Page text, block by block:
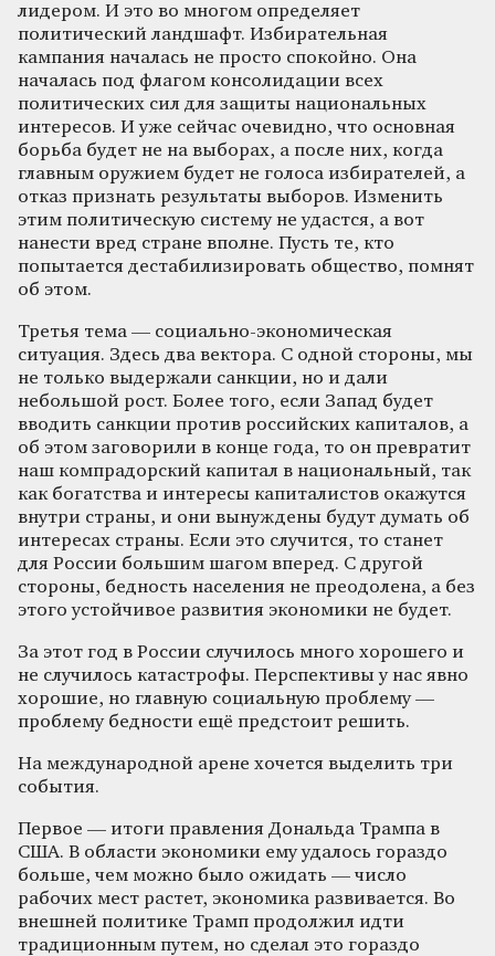
лидером. И это во многом определяет
политический ландшафт. Избирательная
кампания началась не просто спокойно. Она
началась под флагом консолидации всех
политических сил для защиты национальных
интересов. И уже сейчас очевидно, что основная
борьба будет не на выборах, а после них, когда
главным оружием будет не голоса избирателей, а
отказ признать результаты выборов. Изменить
этим политическую систему не удастся, а вот
нанести вред стране вполне. Пусть те, кто
попытается дестабилизировать общество, помнят
об этом.
Третья тема — социально-экономическая
ситуация. Здесь два вектора. С одной стороны, мы
не только выдержали санкции, но и дали
небольшой рост. Более того, если Запад будет
вводить санкции против российских капиталов, а
об этом заговорили в конце года, то он превратит
наш компрадорский капитал в национальный, так
как богатства и интересы капиталистов окажутся
внутри страны, и они вынуждены будут думать об
интересах страны. Если это случится, то станет
для России большим шагом вперед. С другой
стороны, бедность населения не преодолена, а без
этого устойчивое развития экономики не будет.
За этот год в России случилось много хорошего и
не случилось катастрофы. Перспективы у нас явно
хорошие, но главную социальную проблему —
проблему бедности ещё предстоит решить.
На международной арене хочется выделить три
события.
Первое — итоги правления Дональда Трампа в
США. В области экономики ему удалось гораздо
больше, чем можно было ожидать — число
рабочих мест растет, экономика развивается. Во
внешней политике Трамп продолжил идти
традиционным путем, но сделал это гораздо